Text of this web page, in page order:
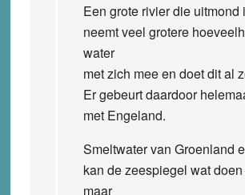
Een grote rivier die uitmond
neemt veel grotere
water
met zich mee en doet dit al
Er gebeurt daardoor
met Engeland.
Smeltwater van Groenland
kan de zeespiegel wat
maar